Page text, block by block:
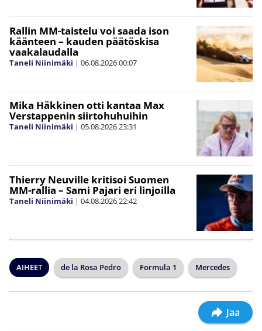
Rallin MM-taistelu voi saada ison
käänteen – kauden päätöskisa
vaakalaudalla
Taneli Niinimäki | 06.08.202600:07
Mika Häkkinen otti kantaa Max
Verstappenin siirtohuhuihin
Taneli Niinimäki | 05.08.202623:31
Thierry Neuville kritisoi Suomen
MM-rallia – Sami Pajari eri linjoilla
Taneli Niinimäki | 04.08.202622:42
AIHEET de la Rosa Pedro Formula 1 Mercedes
Jaa